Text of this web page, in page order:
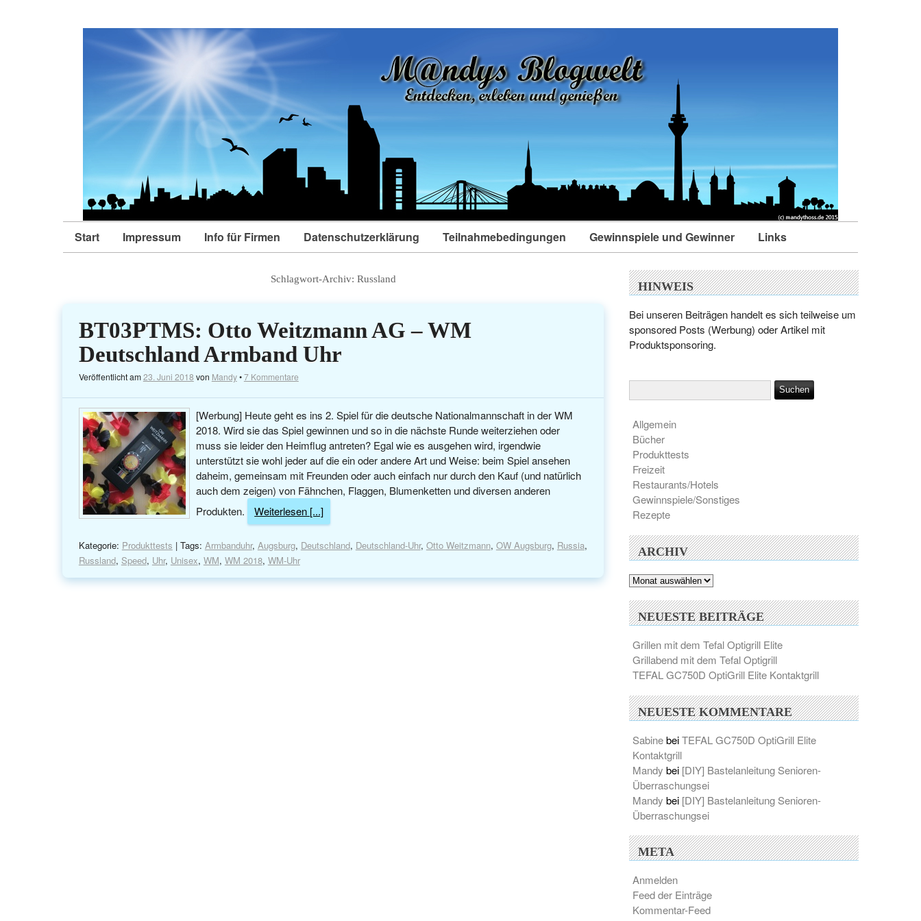
Start Impressum Info für Firmen Datenschutzerklärung Teilnahmebedingungen Gewinnspiele und Gewinner Links
Schlagwort-Archiv: Russland
BT03PTMS: Otto Weitzmann AG – WM
Deutschland Armband Uhr
Veröffentlicht am23. Juni 2018 von Mandy•7 Kommentare
[Werbung] Heute geht es ins 2. Spiel für die deutsche Nationalmannschaft in der WM
2018. Wird sie das Spiel gewinnen und so in die nächste Runde weiterziehen oder
muss sie leider den Heimflug antreten? Egal wie es ausgehen wird, irgendwie
unterstützt sie wohl jeder auf die ein oder andere Art und Weise: beim Spiel ansehen
daheim, gemeinsam mit Freunden oder auch einfach nur durch den Kauf (und natürlich
auch dem zeigen) von Fähnchen, Flaggen, Blumenketten und diversen anderen
Produkten.
Weiterlesen [...]
Kategorie: Produkttests | Tags: Armbanduhr, Augsburg, Deutschland, Deutschland-Uhr, Otto Weitzmann, OW Augsburg, Russia,
Russland, Speed, Uhr, Unisex, WM, WM 2018, WM-Uhr
HINWEIS
Bei unseren Beiträgen handelt es sich teilweise um
sponsored Posts (Werbung) oder Artikel mit
Produktsponsoring.
Allgemein
Bücher
Produkttests
Freizeit
Restaurants/Hotels
Gewinnspiele/Sonstiges
Rezepte
ARCHIV
Archiv
NEUESTE BEITRÄGE
Grillen mit dem Tefal Optigrill Elite
Grillabend mit dem Tefal Optigrill
TEFAL GC750D OptiGrill Elite Kontaktgrill
NEUESTE KOMMENTARE
SabinebeiTEFAL GC750D OptiGrill Elite
Kontaktgrill
Mandy bei [DIY] Bastelanleitung Senioren-
Überraschungsei
Mandy bei [DIY] Bastelanleitung Senioren-
Überraschungsei
META
Anmelden
Feed der Einträge
Kommentar-Feed